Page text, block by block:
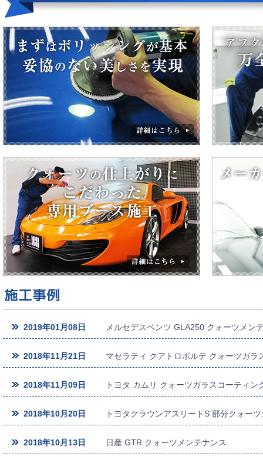
2019年01月08日 メルセデスベンツ GLA250 クォーツメン
2018年11月21日 マセラティ クアトロポルテ クォーツガラ
2018年11月09日 トヨタ カムリ クォーツガラスコーティン
2018年10月20日 トヨタクラウンアスリートS 部分クォー
2018年10月13日 日産 GTR クォーツメンテナンス